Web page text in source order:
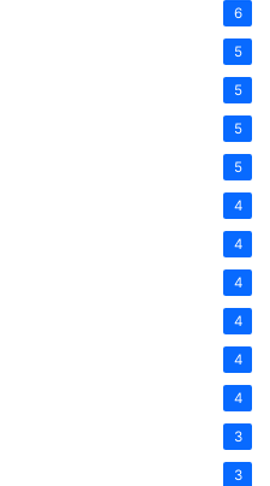
6
5
5
5
5
4
4
4
4
4
4
3
3